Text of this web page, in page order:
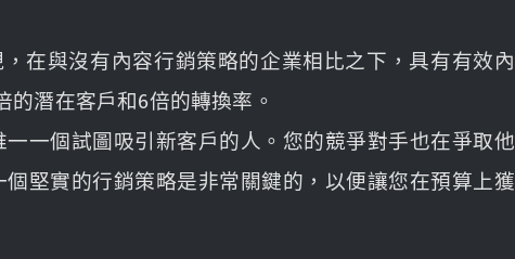
在與沒有內容行銷策略的企業相比之下，具有有效內
的潛在客戶和6倍的轉換率。
一個試圖吸引新客戶的人。您的競爭對手也在爭取他
堅實的行銷策略是非常關鍵的，以便讓您在預算上獲